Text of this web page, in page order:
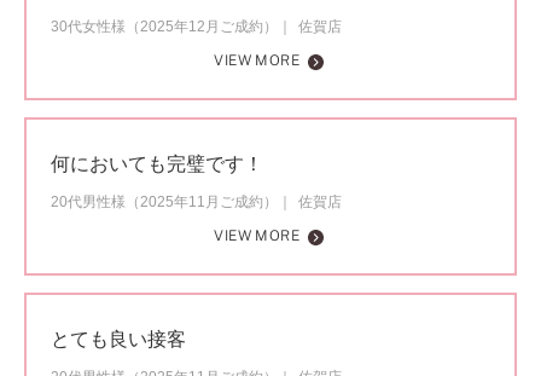
30代女性様（2025年12月ご成約）
佐賀店
VIEW MORE
何においても完璧です！
20代男性様（2025年11月ご成約）
佐賀店
VIEW MORE
とても良い接客